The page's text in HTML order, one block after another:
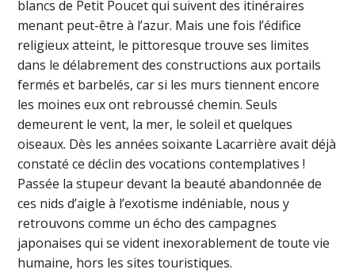
blancs de Petit Poucet qui suivent des itinéraires
menant peut-être à l’azur. Mais une fois l’édifice
religieux atteint, le pittoresque trouve ses limites
dans le délabrement des constructions aux portails
fermés et barbelés, car si les murs tiennent encore
les moines eux ont rebroussé chemin. Seuls
demeurent le vent, la mer, le soleil et quelques
oiseaux. Dès les années soixante Lacarrière avait déjà
constaté ce déclin des vocations contemplatives !
Passée la stupeur devant la beauté abandonnée de
ces nids d’aigle à l’exotisme indéniable, nous y
retrouvons comme un écho des campagnes
japonaises qui se vident inexorablement de toute vie
humaine, hors les sites touristiques.